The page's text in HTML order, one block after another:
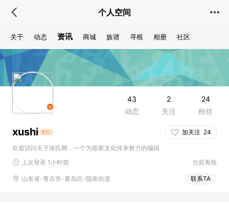
个人空间
24
粉丝
2
关注
43
动态
xushi 加关注 24
欢迎访问天下徐氏网，一个为徐家文化传承努力的编辑
上次登录 1小时前
当前离线
山东省-青岛市-黄岛区-隐珠街道 联系TA
关于 动态 资讯 商城 族谱 寻根 相册 社区